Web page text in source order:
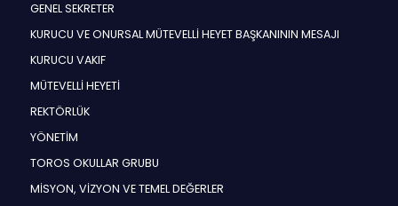
GENEL SEKRETER
KURUCU VE ONURSAL MÜTEVELLİ HEYET BAŞKANININ MESAJI
KURUCU VAKIF
MÜTEVELLİ HEYETİ
REKTÖRLÜK
YÖNETİM
TOROS OKULLAR GRUBU
MİSYON, VİZYON VE TEMEL DEĞERLER